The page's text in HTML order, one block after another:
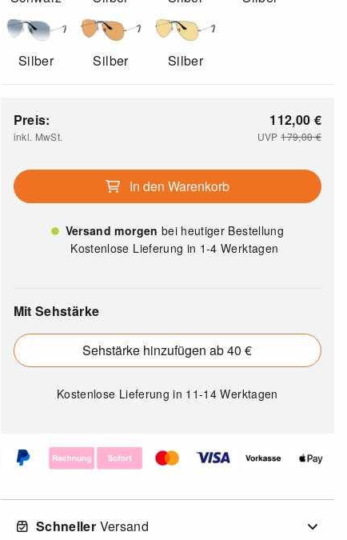
Silber Silber Silber
Preis:
inkl. MwSt.
112,00 €
UVP179,00€
In den Warenkorb
Versand morgen bei heutiger Bestellung
Kostenlose Lieferung in 1-4 Werktagen
Mit Sehstärke
Sehstärke hinzufügen ab 40 €
Kostenlose Lieferungin 11-14 Werktagen
Schneller Versand